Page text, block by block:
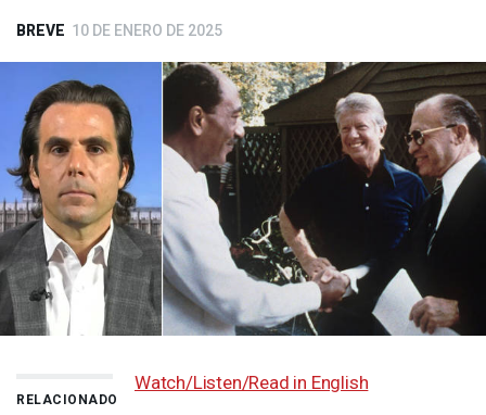
BREVE 10 DE ENERO DE 2025
RELACIONADO
Watch/Listen/Read in English